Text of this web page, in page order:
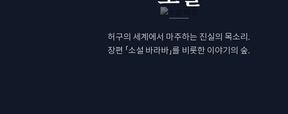
허구의 세계에서 마주하는 진실의 목소리.
장편 「소설 바라바」를 비롯한 이야기의 숲.